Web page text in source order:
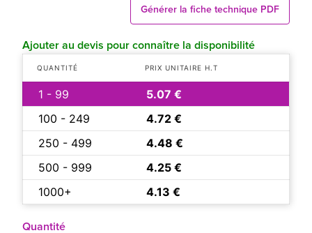
Générer la fiche technique PDF
Ajouter au devis pour connaître la disponibilité
QUANTITÉ PRIX UNITAIRE H.T
1 - 99
5.07 €
100 - 249
4.72 €
250 - 499
4.48 €
500 - 999
4.25 €
1000+
4.13 €
Quantité